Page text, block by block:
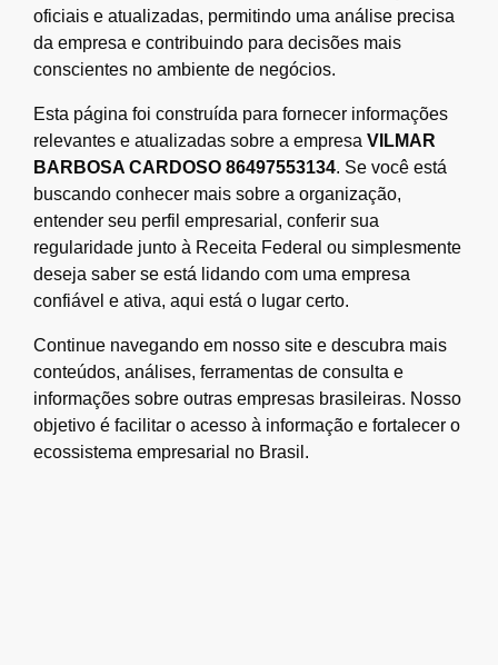
oficiais e atualizadas, permitindo uma análise precisa
da empresa e contribuindo para decisões mais
conscientes no ambiente de negócios.
Esta página foi construída para fornecer informações
relevantes e atualizadas sobre a empresa VILMAR
BARBOSA CARDOSO 86497553134. Se você está
buscando conhecer mais sobre a organização,
entender seu perfil empresarial, conferir sua
regularidade junto à Receita Federal ou simplesmente
deseja saber se está lidando com uma empresa
confiável e ativa, aqui está o lugar certo.
Continue navegando em nosso site e descubra mais
conteúdos, análises, ferramentas de consulta e
informações sobre outras empresas brasileiras. Nosso
objetivo é facilitar o acesso à informação e fortalecer o
ecossistema empresarial no Brasil.